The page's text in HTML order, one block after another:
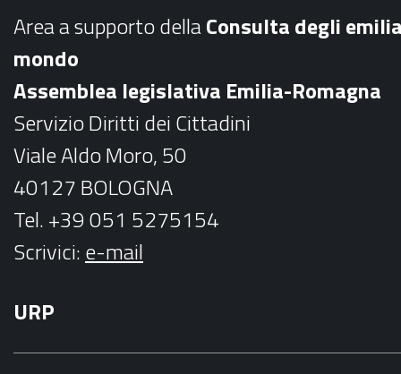
k
a
m
Area a supporto dellaConsulta degli
mondo
Assemblea legislativa Emilia-Romagna
Servizio Diritti dei Cittadini
Viale Aldo Moro, 50
40127 BOLOGNA
Tel. +39 051 5275154
Scrivici:e-mail
URP